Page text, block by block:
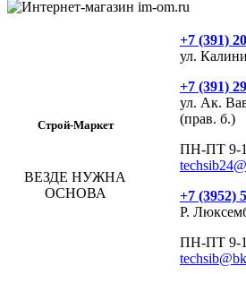
Строй-Маркет
ВЕЗДЕ НУЖНА
ОСНОВА
+7 (391)
ул.
+7 (391)
ул. Ак.
(прав. б.)
ПН-ПТ 9-
+7 (3952)
Р.
ПН-ПТ 9-